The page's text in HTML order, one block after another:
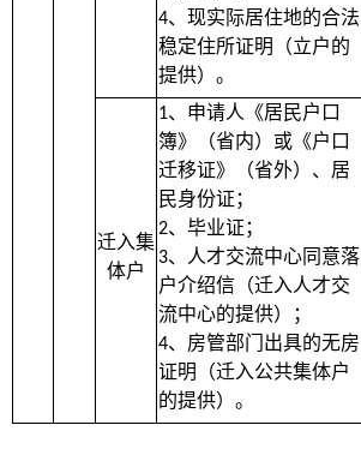
4、现实际居住地的合法
稳定住所证明（立户的
提供）。
迁入集
体户
1、申请人《居民户口
簿》（省内）或《户口
迁移证》（省外）、居
民身份证；
2、毕业证；
3、人才交流中心同意落
户介绍信（迁入人才交
流中心的提供）；
4、房管部门出具的无房
证明（迁入公共集体户
的提供）。